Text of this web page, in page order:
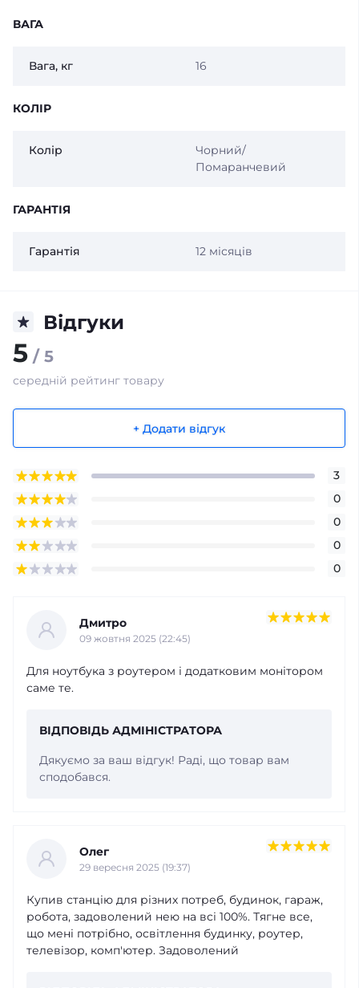
ВАГА
Вага, кг 16
КОЛІР
Колір
Чорний/
Помаранчевий
ГАРАНТІЯ
Гарантія 12 місяців
Відгуки
5 / 5
середній рейтинг товару
+ Додати відгук
3
0
0
0
0
Дмитро
09 жовтня 2025 (22:45)
Для ноутбука з роутером і додатковим монітором
саме те.
ВІДПОВІДЬ АДМІНІСТРАТОРА
Дякуємо за ваш відгук! Раді, що товар вам
сподобався.
Олег
29 вересня 2025 (19:37)
Купив станцію для різних потреб, будинок, гараж,
робота, задоволений нею на всі 100%. Тягне все,
що мені потрібно, освітлення будинку, роутер,
телевізор, комп'ютер. Задоволений